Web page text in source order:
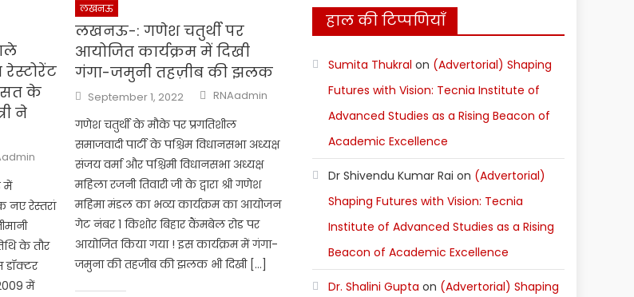
के
ने
में
नए रेस्तरां
के तौर
डॉक्टर
में
लखनऊ
लखनऊ-: गणेश चतुर्थी पर
आयोजित कार्यक्रम में दिखी
गंगा-जमुनी तहज़ीब की झलक
Posted
on
September 1, 2022 Author
RNAadmin
गणेश चतुर्थी के मौके पर प्रगतिशील
समाजवादी पार्टी के पश्चिम विधानसभा अध्यक्ष
संजय वर्मा और पश्चिमी विधानसभा अध्यक्ष
महिला रजनी तिवारी जी के द्वारा श्री गणेश
महिमा मंडल का भव्य कार्यक्रम का आयोजन
गेट नंबर 1 किशोर बिहार कैंमबेल रोड पर
आयोजित किया गया ! इस कार्यक्रम में गंगा-
जमुना की तहजीब की झलक भी दिखी […]
हाल की टिप्पणियाँ
Sumita Thukral on (Advertorial) Shaping
Futures with Vision: Tecnia Institute of
Advanced Studies as a Rising Beacon of
Academic Excellence
Dr Shivendu Kumar Rai on (Advertorial)
Shaping Futures with Vision: Tecnia
Institute of Advanced Studies as a Rising
Beacon of Academic Excellence
Dr. Shalini Gupta on (Advertorial) Shaping